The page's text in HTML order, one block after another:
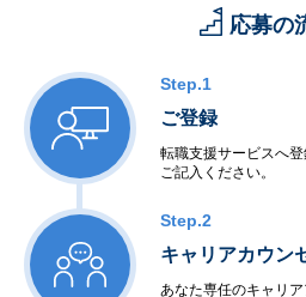
応募の
Step.1
ご登録
転職支援サービスへ
ご記入ください。
Step.2
キャリアカウン
あなた専任のキャリ